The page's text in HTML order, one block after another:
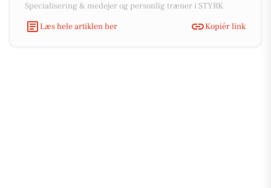
Specialisering & medejer og personlig træner i STYRK
Læs hele artiklen her
Kopiér link